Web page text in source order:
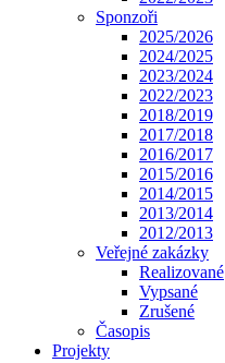
Sponzoři
2025/2026
2024/2025
2023/2024
2022/2023
2018/2019
2017/2018
2016/2017
2015/2016
2014/2015
2013/2014
2012/2013
Veřejné zakázky
Realizované
Vypsané
Zrušené
Časopis
Projekty